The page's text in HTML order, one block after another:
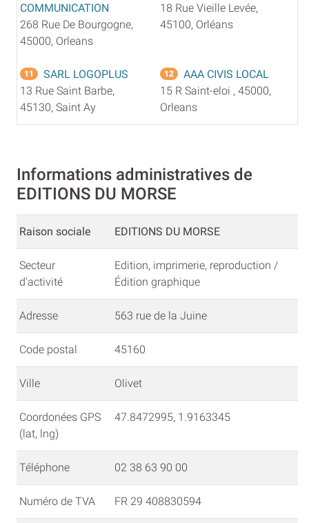
COMMUNICATION
268 Rue De Bourgogne,
45000, Orleans
18 Rue Vieille Levée,
45100, Orléans
11
SARL LOGOPLUS
13 Rue Saint Barbe,
45130, Saint Ay
12
AAA CIVIS LOCAL
15 R Saint-eloi , 45000,
Orleans
Informations administratives de
EDITIONS DU MORSE
Raison sociale EDITIONS DU MORSE
Secteur
d'activité
Edition, imprimerie, reproduction /
Édition graphique
Adresse 563 rue de la Juine
Code postal 45160
Ville Olivet
Coordonées GPS
(lat, lng)
47.8472995, 1.9163345
Téléphone 02 38 63 90 00
Numéro de TVA FR 29 408830594